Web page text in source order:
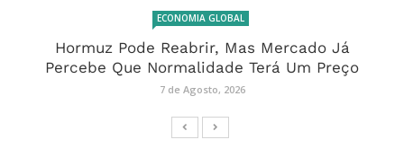
ECONOMIA GLOBAL
Hormuz Pode Reabrir, Mas Mercado Já
Percebe Que Normalidade Terá Um Preço
7 de Agosto, 2026